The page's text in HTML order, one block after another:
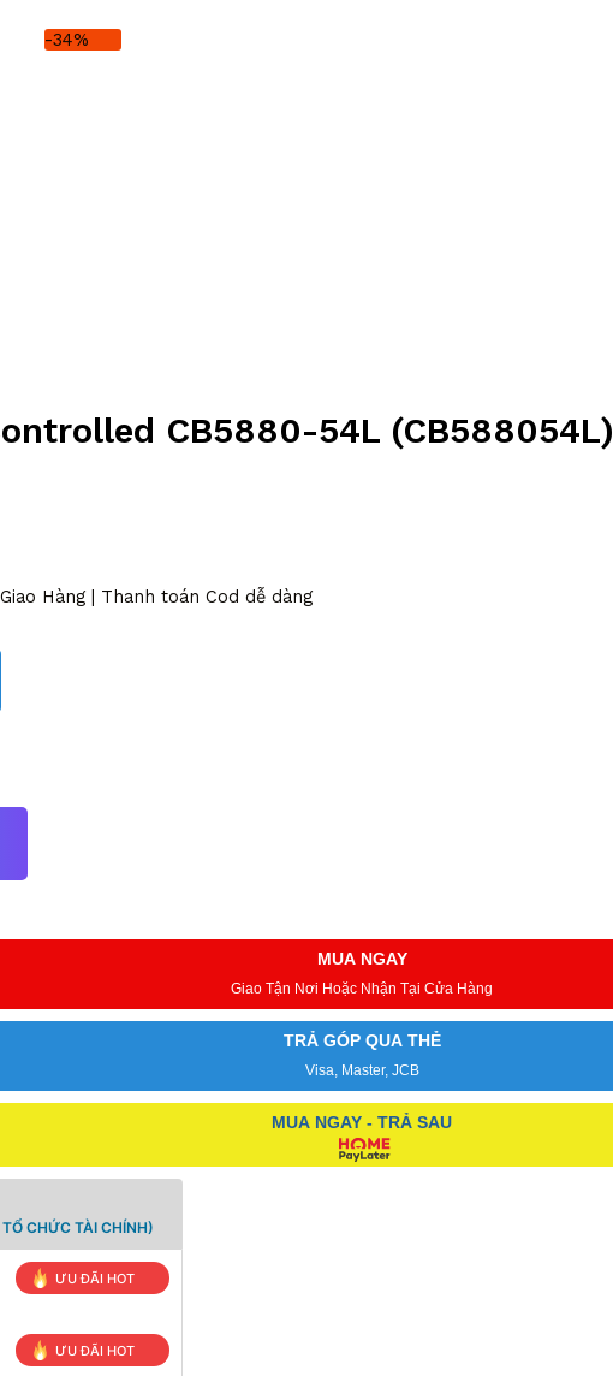
-34%
CB5880-54L (CB588054L)
Hàng | Thanh toán Cod dễ dàng
MUA NGAY
Giao Tận Nơi Hoặc Nhận Tại Cửa Hàng
TRẢ GÓP QUA THẺ
Visa, Master, JCB
MUA NGAY - TRẢ SAU
CHỨC TÀI CHÍNH)
ƯU ĐÃI HOT
ƯU ĐÃI HOT